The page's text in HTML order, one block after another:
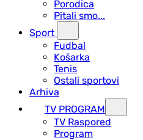
Porodica
Pitali smo...
Sport
Fudbal
Košarka
Tenis
Ostali sportovi
Arhiva
TV PROGRAM
ТV Raspored
Program